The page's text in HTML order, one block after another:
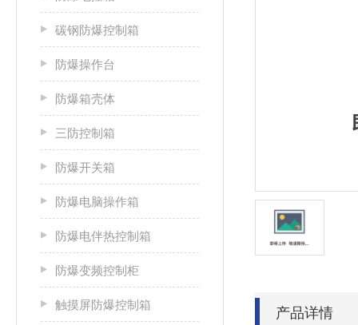
碳钢防爆控制箱
防爆操作台
防爆箱壳体
三防控制箱
防爆开关箱
防爆电脑操作箱
防爆电伴热控制箱
防爆变频控制柜
触摸屏防爆控制箱
产品详情